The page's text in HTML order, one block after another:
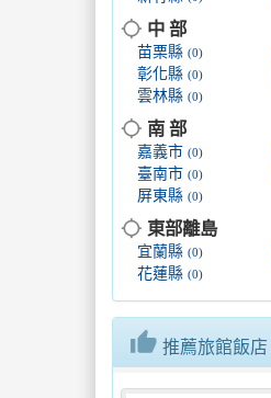
location_searching 中 部
苗栗縣 (0)
彰化縣 (0)
雲林縣 (0)
location_searching 南 部
嘉義市 (0)
臺南市 (0)
屏東縣 (0)
location_searching 東部離島
宜蘭縣 (0)
花蓮縣 (0)
thumb_up 推薦旅館飯店